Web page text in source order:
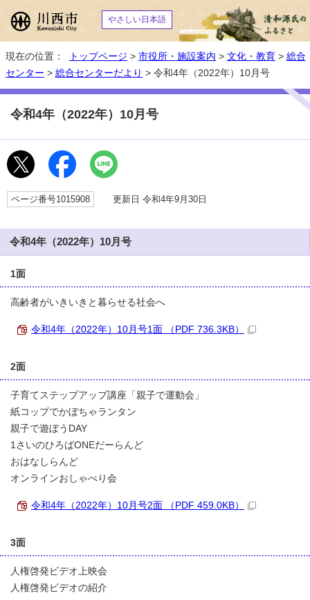
やさしい日本語
現在の位置： トップページ > 市役所・施設案内 > 文化・教育 > 総合
センター > 総合センターだより > 令和4年（2022年）10月号
令和4年（2022年）10月号
ページ番号1015908 更新日 令和4年9月30日
令和4年（2022年）10月号
1面
高齢者がいきいきと暮らせる社会へ
令和4年（2022年）10月号1面 （PDF 736.3KB）
2面
子育てステップアップ講座「親子で運動会」
紙コップでかぼちゃランタン
親子で遊ぼうDAY
1さいのひろばONEだーらんど
おはなしらんど
オンラインおしゃべり会
令和4年（2022年）10月号2面 （PDF 459.0KB）
3面
人権啓発ビデオ上映会
人権啓発ビデオの紹介